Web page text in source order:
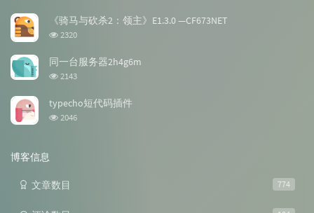
次
数:
《骑马与砍杀2：领主》E1.3.0 —CF673NET
浏
数:
2320
同一台服务器2h4g6m
浏
次
2143
typecho短代码插件
浏
2046
博客信息
774
文章数目